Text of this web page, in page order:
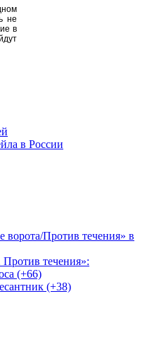
не
в
в России
ворота/Против течения» в
течения»:
(+66)
(+38)